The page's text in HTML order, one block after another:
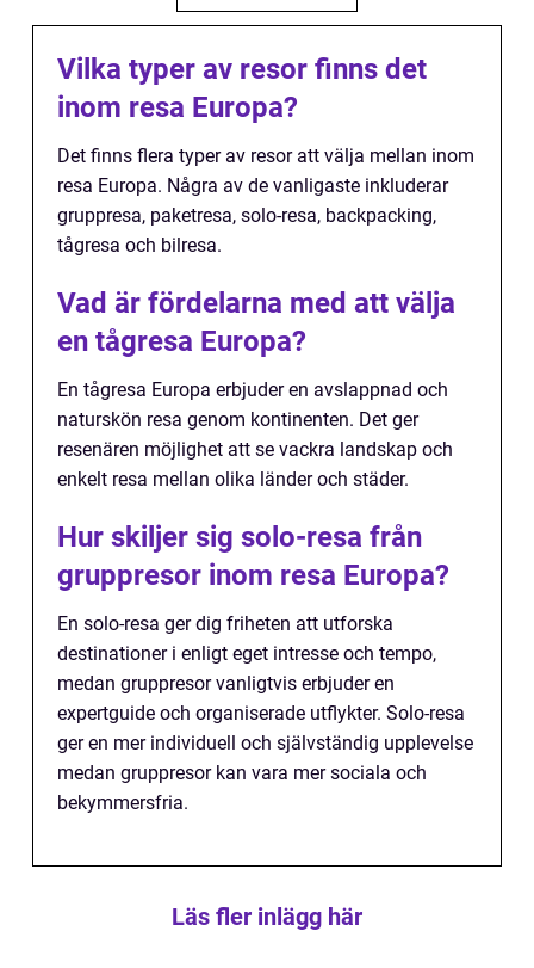
Vilka typer av resor finns det
inom resa Europa?
Det finns flera typer av resor att välja mellan inom
resa Europa. Några av de vanligaste inkluderar
gruppresa, paketresa, solo-resa, backpacking,
tågresa och bilresa.
Vad är fördelarna med att välja
en tågresa Europa?
En tågresa Europa erbjuder en avslappnad och
naturskön resa genom kontinenten. Det ger
resenären möjlighet att se vackra landskap och
enkelt resa mellan olika länder och städer.
Hur skiljer sig solo-resa från
gruppresor inom resa Europa?
En solo-resa ger dig friheten att utforska
destinationer i enligt eget intresse och tempo,
medan gruppresor vanligtvis erbjuder en
expertguide och organiserade utflykter. Solo-resa
ger en mer individuell och självständig upplevelse
medan gruppresor kan vara mer sociala och
bekymmersfria.
Läs fler inlägg här